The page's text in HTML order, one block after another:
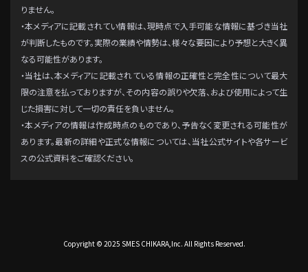
りません。
・本メディアに記載されてい情報は、現時点で入手可能な情報に基づき当社
が判断したものです。実際の業績や情勢は、様々な要因により予想と大きく異
なる可能性があります。
・当社は、本メディアに記載されている情報の正確性と完全性について最大
限の注意を払っておりますが、その内容の誤りや欠落、および使用によって生
じた損害に対して一切の責任を負いません。
・本メディアの情報は作成時点のものであり、予告なく変更される可能性が
あります。最新の詳細や正式な情報については、当社公式サイトや各サービ
スの公式資料をご確認ください。
Copyright © 2025 SMES CHIKARA,Inc. All Rights Reserved.